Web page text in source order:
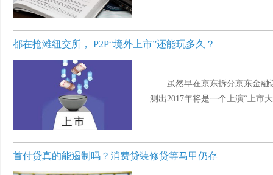
都在抢滩纽交所， P2P“境外上市”还能玩多久？
虽然早在京东拆分京东金
测出2017年将是一个上演“上市
首付贷真的能遏制吗？消费贷装修贷等马甲仍存